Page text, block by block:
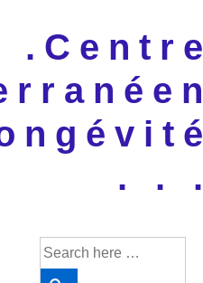
Main
.Centre
. . .
Search
for: